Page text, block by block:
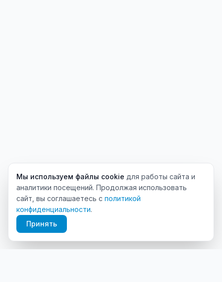
Мы используем файлы cookie для работы сайта и
аналитики посещений. Продолжая использовать
сайт, вы соглашаетесь с политикой
конфиденциальности.
Принять